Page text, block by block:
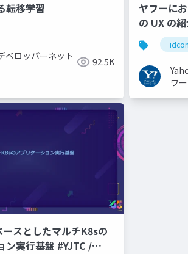
転移学習
ベロッパーネット
92.5K
ヤフーに
の UX の
idcon
ワ
ースとしたマルチK8sの
ン実行基盤 #YJTC /